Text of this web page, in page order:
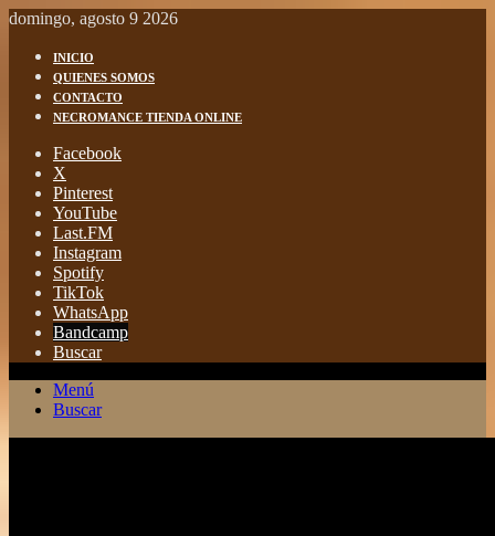
domingo, agosto 9 2026
INICIO
QUIENES SOMOS
CONTACTO
NECROMANCE TIENDA ONLINE
Facebook
X
Pinterest
YouTube
Last.FM
Instagram
Spotify
TikTok
WhatsApp
Bandcamp
Buscar
Menú
Buscar